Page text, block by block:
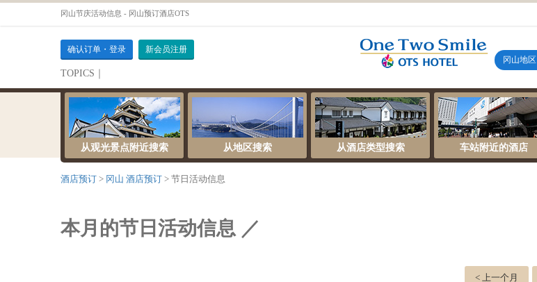
冈山节庆活动信息 - 冈山预订酒店OTS
确认订单・登录 新会员注册
TOPICS｜
伺服器維護公告
冈山地区
从观光景点附近搜索 从地区搜索 从酒店类型搜索 车站附近的酒店
酒店预订 冈山 酒店预订 节日活动信息
本月的节日活动信息 ／
< 上一个月